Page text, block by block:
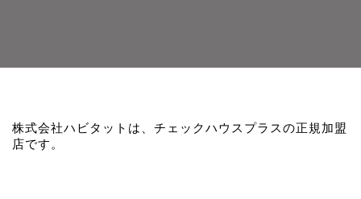
株式会社ハビタットは、チェックハウスプラスの正規加盟
店です。